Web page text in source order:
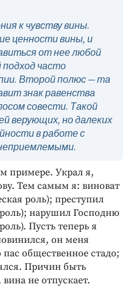
к чувству вины.
ценности вины, и
от нее любой
часто
Второй полюс — та
знак равенства
совести. Такой
верующих, но далеких
в работе с
примере. Украл я,
Тем самым я: виноват
роль); преступил
нарушил Господню
Пусть теперь я
он меня
общественное стадо;
Причин быть
не отпускает.